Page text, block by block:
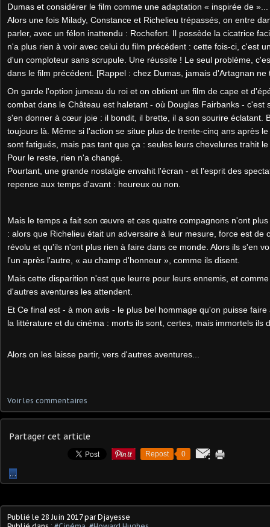
Dumas et considérer le film comme une adaptation « inspirée de »...
Alors une fois Milady, Constance et Richelieu trépassés, on entre
parler, avec un félon inattendu : Rochefort. Il possède la cicatrice
n'a plus rien à voir avec celui du film précédent : cette fois-ci, c'est
d'un comploteur sans scrupule. Une réussite ! Le seul problème,
dans le film précédent. [Rappel : chez Dumas, jamais d'Artagnan ne
On garde l'option jumeau du roi et on obtient un film de cape et
combat dans le Château est haletant - où Douglas Fairbanks - c'est
s'en donner à cœur joie : il bondit, il brette, il a son sourire éclatant.
toujours là. Même si l'action se situe plus de trente-cinq ans après
sont fatigués, mais pas tant que ça : seules leurs chevelures trahit
Pour le reste, rien n'a changé.
Pourtant, une grande nostalgie envahit l'écran - et l'esprit des
repense aux temps d'avant : heureux ou non.
Mais le temps a fait son œuvre et ces quatre compagnons n'ont
: alors que Richelieu était un adversaire à leur mesure, force est de
révolu et qu'ils n'ont plus rien à faire dans ce monde. Alors ils s'en
l'un après l'autre, « au champ d'honneur », comme ils disent.
Mais cette disparition n'est que leurre pour leurs ennemis, et
d'autres aventures les attendent.
Et Ce final est - à mon avis - le plus bel hommage qu'on puisse
la littérature et du cinéma : morts ils sont, certes, mais immortels ils
Alors on les laisse partir, vers d'autres aventures...
Voir les commentaires
Partager cet article
Repost 0
…
Publié le 28 Juin 2017par Djayesse